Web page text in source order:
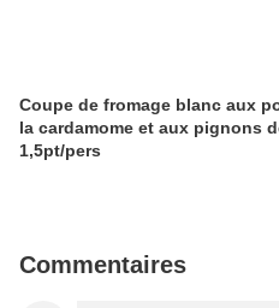
Coupe de fromage blanc aux
la cardamome et aux pignons
1,5pt/pers
Commentaires